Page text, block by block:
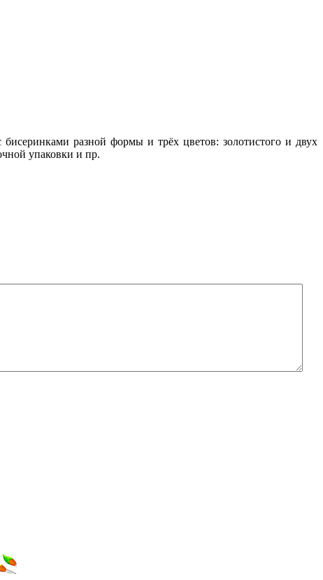
разной формы и трёх цветов: золотистого и двух
упаковки и пр.